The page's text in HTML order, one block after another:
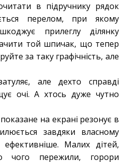
в підручнику рядок
перелом, при якому
прилеглу ділянку
той шпичак, що тепер
за таку графічність, але
але дехто справді
очі. А хтось дуже чутно
на екрані резонує в
завдяки власному
Малих дітей,
чого пережили, горори